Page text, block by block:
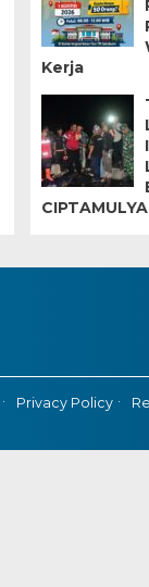
Kerja
CIPTAMULYA
Privacy Policy